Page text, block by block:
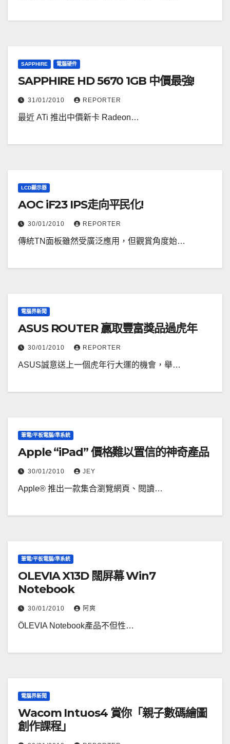
SAPPHIRE 電腦硬件
SAPPHIRE HD 5670 1GB 中價最強!
31/01/2010 REPORTER
最近 ATi 推出中價新卡 Radeon…
LCD顯示器
AOC iF23 IPS走向平民化!
30/01/2010 REPORTER
傳統TN面板雖然受廣泛應用，但觀賞角度始…
電腦界新聞
ASUS ROUTER 贏取豐富獎品過虎年
30/01/2010 REPORTER
ASUS誠意送上一個虎年行大運的機會，舉…
筆電/平板電腦/準系統
Apple “iPad” 價格難以置信的神奇產品
30/01/2010 JEY
Apple® 推出一款集合瀏覽網頁、閱讀…
筆電/平板電腦/準系統
OLEVIA X13D 闊屏幕 Win7
Notebook
30/01/2010 阿爽
ÖLEVIA Notebook產品不但性…
電腦界新聞
Wacom Intuos4 賞你「親子數碼繪圖
創作課程」